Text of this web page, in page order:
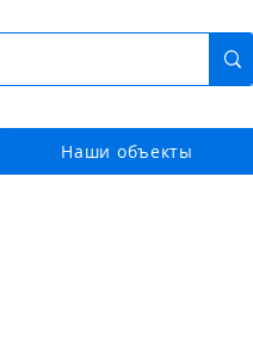
Наши объекты